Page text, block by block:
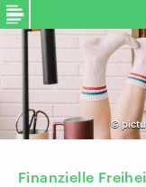
©
Finanzielle